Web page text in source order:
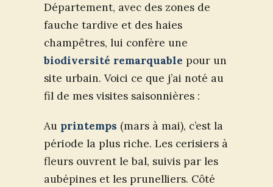
Département, avec des zones de
fauche tardive et des haies
champêtres, lui confère une
biodiversité remarquable pour un
site urbain. Voici ce que j’ai noté au
fil de mes visites saisonnières :
Au printemps (mars à mai), c’est la
période la plus riche. Les cerisiers à
fleurs ouvrent le bal, suivis par les
aubépines et les prunelliers. Côté